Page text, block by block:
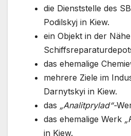
die Dienststelle des
Podilskyj in Kiew.
ein Objekt in der
das ehemalige
mehrere Ziele im
Darnytskyi in Kiew.
das „Analitprylad“-
das ehemalige Werk
in Kiew.